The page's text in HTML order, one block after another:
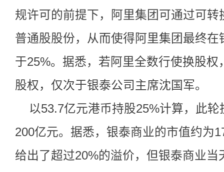
规许可的前提下，阿里集团可通过可
普通股股份，从而使得阿里集团最终
于25%。据悉，若阿里全数行使换股权
股权，仅次于银泰公司主席沈国军。
以53.7亿元港币持股25%计算，此
200亿元。据悉，银泰商业的市值约为
给出了超过20%的溢价，但银泰商业当